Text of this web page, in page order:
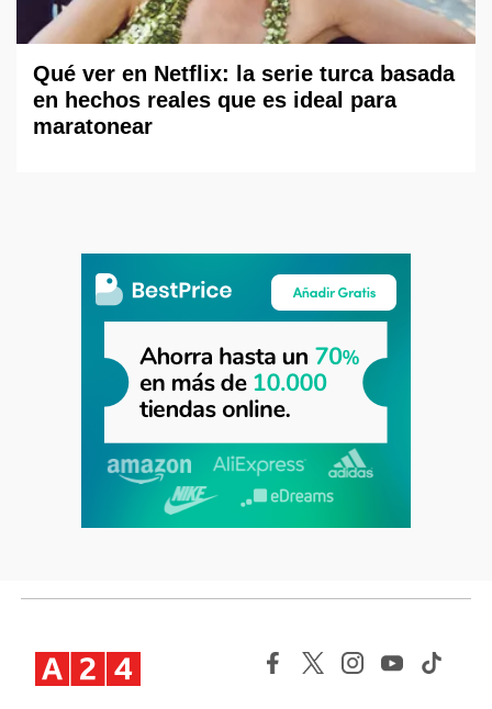
Qué ver en Netflix: la serie turca basada
en hechos reales que es ideal para
maratonear